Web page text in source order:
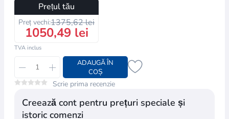
Prețul tău
Preț vechi:1375,62 lei
1050,49 lei
TVA inclus
ADAUGĂ ÎN
COȘ
Scrie prima recenzie
Creează cont pentru prețuri speciale și
istoric comenzi